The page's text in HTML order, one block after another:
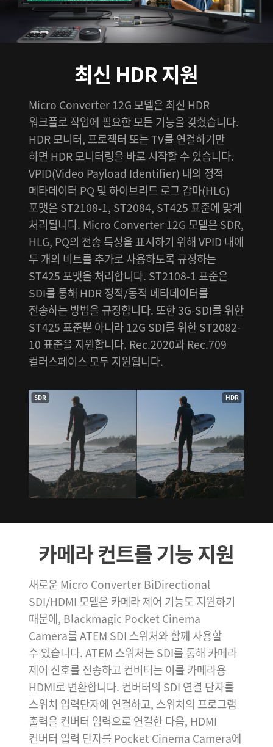
최신 HDR 지원
Micro Converter 12G 모델은 최신 HDR
워크플로 작업에 필요한 모든 기능을 갖췄습니다.
HDR 모니터, 프로젝터 또는 TV를 연결하기만
하면 HDR 모니터링을 바로 시작할 수 있습니다.
VPID(Video Payload Identifier) 내의 정적
메타데이터 PQ 및 하이브리드 로그 감마(HLG)
포맷은 ST2108-1, ST2084, ST425 표준에 맞게
처리됩니다. Micro Converter 12G 모델은 SDR,
HLG, PQ의 전송 특성을 표시하기 위해 VPID 내에
두 개의 비트를 추가로 사용하도록 규정하는
ST425 포맷을 처리합니다. ST2108-1 표준은
SDI를 통해 HDR 정적/동적 메타데이터를
전송하는 방법을 규정합니다. 또한 3G-SDI를 위한
ST425 표준뿐 아니라 12G SDI를 위한 ST2082-
10 표준을 지원합니다. Rec.2020과 Rec.709
컬러스페이스 모두 지원됩니다.
SDR HDR
카메라 컨트롤 기능 지원
새로운 Micro Converter BiDirectional
SDI/HDMI 모델은 카메라 제어 기능도 지원하기
때문에, Blackmagic Pocket Cinema
Camera를 ATEM SDI 스위처와 함께 사용할
수 있습니다. ATEM 스위처는 SDI를 통해 카메라
제어 신호를 전송하고 컨버터는 이를 카메라용
HDMI로 변환합니다. 컨버터의 SDI 연결 단자를
스위처 입력단자에 연결하고, 스위처의 프로그램
출력을 컨버터 입력으로 연결한 다음, HDMI
컨버터 입력 단자를 Pocket Cinema Camera에